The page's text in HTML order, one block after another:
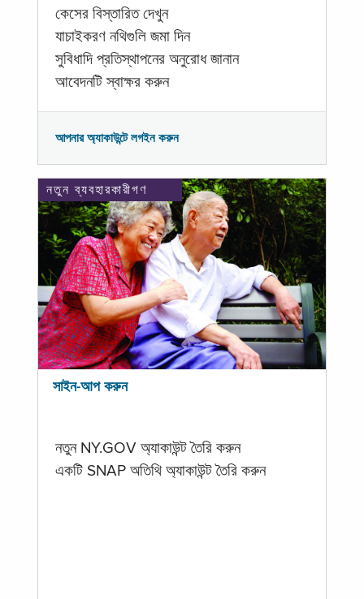
কেসের বিস্তারিত দেখুন
যাচাইকরণ নথিগুলি জমা দিন
সুবিধাদি প্রতিস্থাপনের অনুরোধ জানান
আবেদনটি স্বাক্ষর করুন
আপনার অ্যাকাউন্টে লগইন করুন
নতুন ব্যবহারকারীগণ
সাইন-আপ করুন
নতুন NY.GOV অ্যাকাউন্ট তৈরি করুন
একটি SNAP অতিথি অ্যাকাউন্ট তৈরি করুন